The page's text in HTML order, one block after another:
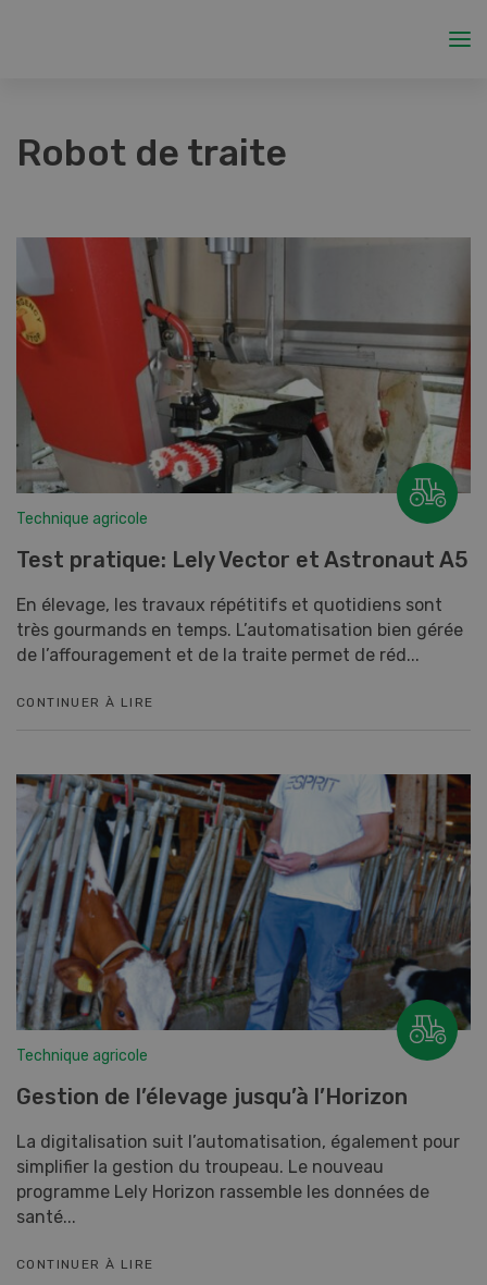
Robot de traite
Technique agricole
Test pratique: Lely Vector et Astronaut A5
En élevage, les travaux répétitifs et quotidiens sont
très gourmands en temps. L’automatisation bien gérée
de l’affouragement et de la traite permet de réd...
CONTINUER À LIRE
Technique agricole
Gestion de l’élevage jusqu’à l’Horizon
La digitalisation suit l’automatisation, également pour
simplifier la gestion du troupeau. Le nouveau
programme Lely Horizon rassemble les données de
santé...
CONTINUER À LIRE